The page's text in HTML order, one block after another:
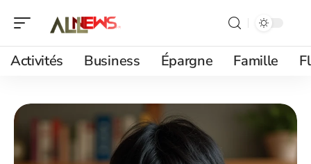
Activités Business Épargne Famille